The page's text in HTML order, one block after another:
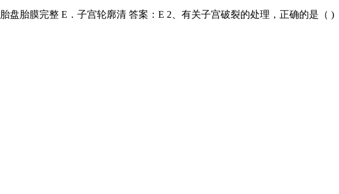
胎膜完整 E．子宫轮廓清 答案：E 2、有关子宫破裂的处理，正确的是（ )